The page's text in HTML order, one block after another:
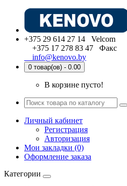
+375 29 614 27 14 Velcom
+375 17 278 83 47 Факс
info@kenovo.by
0 товар(ов) - 0.00
В корзине пусто!
Личный кабинет
Регистрация
Авторизация
Мои закладки (0)
Оформление заказа
Категории